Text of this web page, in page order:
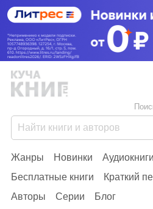
Жанры Новинки Аудиокниги
Бесплатные книги
Краткий
Авторы
Серии Блог